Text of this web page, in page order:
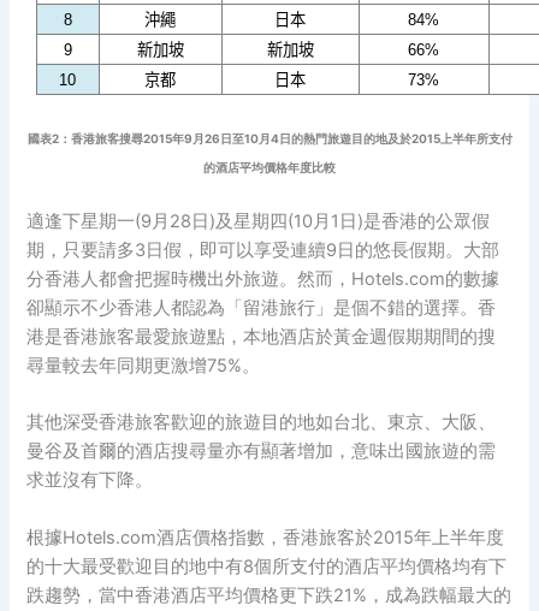
8
沖繩 日本
84%
9
新加坡 新加坡
66%
10
京都 日本 73%
國表2：香港旅客搜尋2015年9月26日至10月4日的熱門旅遊目的地及於2015上半年所支付
的酒店平均價格年度比較
適逢下星期一(9月28日)及星期四(10月1日)是香港的公眾假
期，只要請多3日假，即可以享受連續9日的悠長假期。大部
分香港人都會把握時機出外旅遊。然而，Hotels.com的數據
卻顯示不少香港人都認為「留港旅行」是個不錯的選擇。香
港是香港旅客最愛旅遊點，本地酒店於黃金週假期期間的搜
尋量較去年同期更激增75%。
其他深受香港旅客歡迎的旅遊目的地如台北、東京、大阪、
曼谷及首爾的酒店搜尋量亦有顯著增加，意味出國旅遊的需
求並沒有下降。
根據Hotels.com酒店價格指數，香港旅客於2015年上半年度
的十大最受歡迎目的地中有8個所支付的酒店平均價格均有下
跌趨勢，當中香港酒店平均價格更下跌21%，成為跌幅最大的